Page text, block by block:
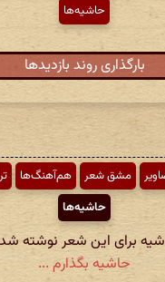
حاشیه‌ها
بارگذاری روند بازدیدها
مشق شعر هم‌آهنگ‌ها
حاشیه‌ها
برای این شعر نوشته
حاشیه بگذارم ...